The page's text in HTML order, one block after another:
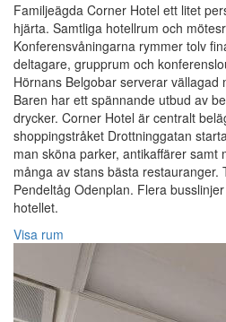
Familjeägda Corner Hotel ett litet
hjärta. Samtliga hotellrum och
Konferensvåningarna rymmer tolv
deltagare, grupprum och
Hörnans Belgobar serverar vällagad
Baren har ett spännande utbud av
drycker. Corner Hotel är centralt
shoppingstråket Drottninggatan
man sköna parker, antikaffärer samt
många av stans bästa restauranger.
Pendeltåg Odenplan. Flera
hotellet.
Visa rum